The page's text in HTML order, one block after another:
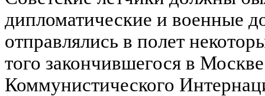
дипломатические и военные
отправлялись в полет
того закончившегося в
Коммунистического